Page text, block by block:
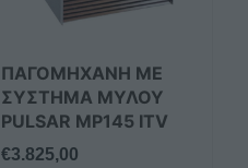
ΠΑΓΟΜΗΧΑΝΗ ΜΕ
ΣΥΣΤΗΜΑ ΜΥΛΟΥ
PULSAR MP145 ITV
€3.825,00